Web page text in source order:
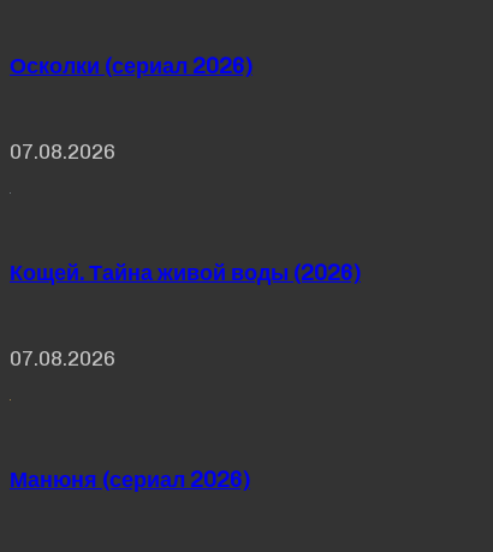
Осколки (сериал 2026)
07.08.2026
Кощей. Тайна живой воды (2026)
07.08.2026
Манюня (сериал 2026)